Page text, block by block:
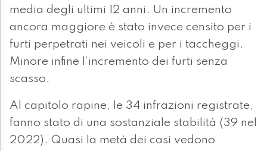
media degli ultimi 12 anni. Un incremento
ancora maggiore è stato invece censito per i
furti perpetrati nei veicoli e per i taccheggi.
Minore infine l’incremento dei furti senza
scasso.
Al capitolo rapine, le 34 infrazioni registrate,
fanno stato di una sostanziale stabilità (39 nel
2022). Quasi la metà dei casi vedono